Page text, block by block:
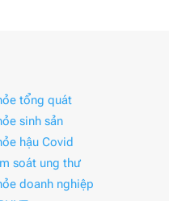
tổng quát
sinh sản
hậu Covid
soát ung thư
doanh nghiệp